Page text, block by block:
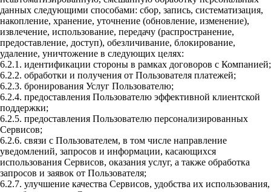
данных следующими способами: сбор, запись, систематизация,
накопление, хранение, уточнение (обновление, изменение),
извлечение, использование, передачу (распространение,
предоставление, доступ), обезличивание, блокирование,
удаление, уничтожение в следующих целях:
6.2.1. идентификации стороны в рамках договоров с Компанией;
6.2.2. обработки и получения от Пользователя платежей;
6.2.3. бронирования Услуг Пользователю;
6.2.4. предоставления Пользователю эффективной клиентской
поддержки;
6.2.5. предоставления Пользователю персонализированных
Сервисов;
6.2.6. связи с Пользователем, в том числе направление
уведомлений, запросов и информации, касающихся
использования Сервисов, оказания услуг, а также обработка
запросов и заявок от Пользователя;
6.2.7. улучшение качества Сервисов, удобства их использования,